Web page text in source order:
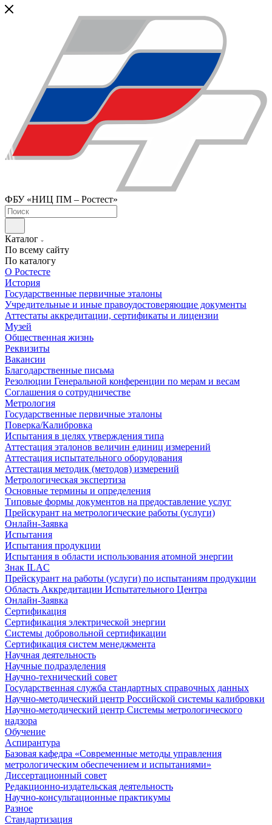
ФБУ «НИЦ ПМ – Ростест»
Каталог
По всему сайту
По каталогу
О Ростесте
История
Государственные первичные эталоны
Учредительные и иные правоудостоверяющие документы
Аттестаты аккредитации, сертификаты и лицензии
Музей
Общественная жизнь
Реквизиты
Вакансии
Благодарственные письма
Резолюции Генеральной конференции по мерам и весам
Соглашения о сотрудничестве
Метрология
Государственные первичные эталоны
Поверка/Калибровка
Испытания в целях утверждения типа
Аттестация эталонов величин единиц измерений
Аттестация испытательного оборудования
Аттестация методик (методов) измерений
Метрологическая экспертиза
Основные термины и определения
Типовые формы документов на предоставление услуг
Прейскурант на метрологические работы (услуги)
Онлайн-Заявка
Испытания
Испытания продукции
Испытания в области использования атомной энергии
Знак ILAC
Прейскурант на работы (услуги) по испытаниям продукции
Область Аккредитации Испытательного Центра
Онлайн-Заявка
Сертификация
Сертификация электрической энергии
Системы добровольной сертификации
Сертификация систем менеджмента
Научная деятельность
Научные подразделения
Научно-технический совет
Государственная служба стандартных справочных данных
Научно-методический центр Российской системы калибровки
Научно-методический центр Системы метрологического
надзора
Обучение
Аспирантура
Базовая кафедра «Современные методы управления
метрологическим обеспечением и испытаниями»
Диссертационный совет
Редакционно-издательская деятельность
Научно-консультационные практикумы
Разное
Стандартизация